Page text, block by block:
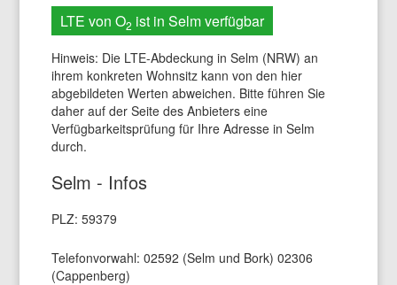
LTE von O2 ist in Selm verfügbar
Hinweis: Die LTE-Abdeckung in Selm (NRW) an
ihrem konkreten Wohnsitz kann von den hier
abgebildeten Werten abweichen. Bitte führen Sie
daher auf der Seite des Anbieters eine
Verfügbarkeitsprüfung für Ihre Adresse in Selm
durch.
Selm - Infos
PLZ: 59379
Telefonvorwahl: 02592 (Selm und Bork) 02306
(Cappenberg)